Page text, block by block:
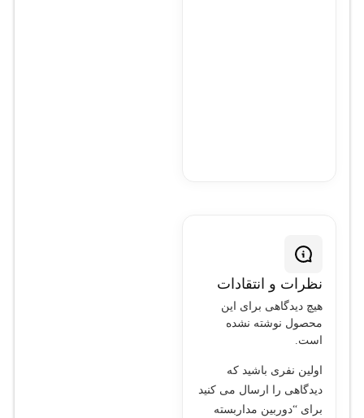
نظرات و انتقادات
هیچ دیدگاهی برای این
محصول نوشته نشده
است.
اولین نفری باشید که
دیدگاهی را ارسال می کنید
برای “دوربین مداربسته